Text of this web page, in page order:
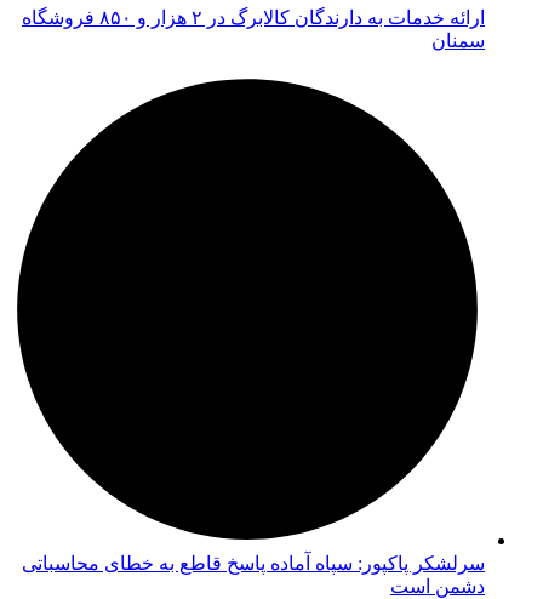
ارائه خدمات به دارندگان کالابرگ در ۲ هزار و ۸۵۰ فروشگاه
سمنان
سرلشکر پاکپور: سپاه آماده پاسخ قاطع به خطای محاسباتی
دشمن است